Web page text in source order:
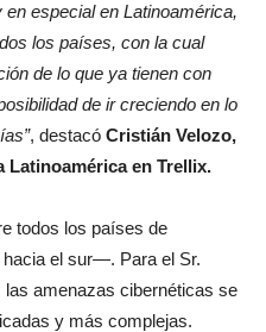
especial en Latinoamérica,
los países, con la cual
de lo que ya tienen con
de ir creciendo en lo
, destacó Cristián Velozo,
Latinoamérica en Trellix.
todos los países de
el sur—. Para el Sr.
las amenazas cibernéticas se
y más complejas.